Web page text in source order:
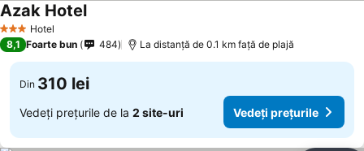
3 SteleHotel
Azak HotelVedeți prețurile
8,1 Foarte bun 484 La distanță de 0.1 km față de plajă
Din 310 lei
Vedeți prețurile de la 2 site-uri Vedeți prețurile